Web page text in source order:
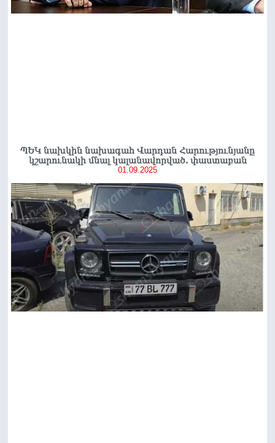
ՊԵԿ նախկին նախագահ Վարդան Հարությունյանը
կշարունակի մնալ կալանավորված. փաստաբան
01.09.2025